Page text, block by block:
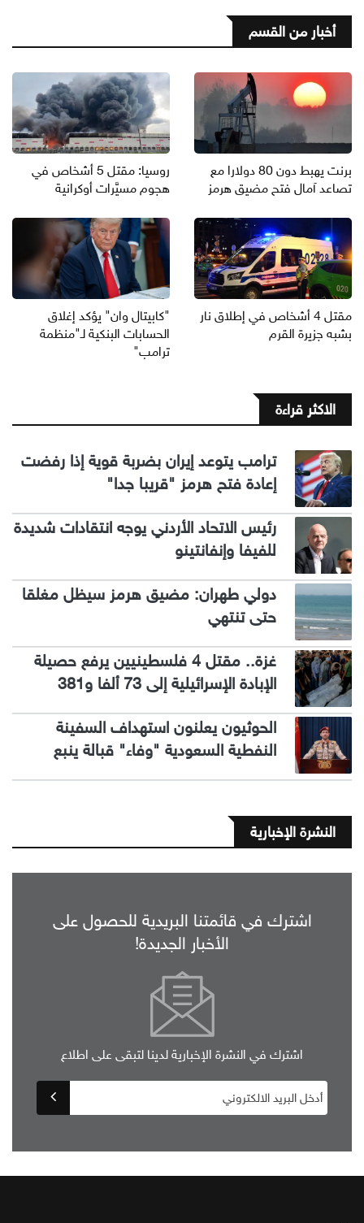
أخبار من القسم
برنت يهبط دون 80 دولارا مع
تصاعد آمال فتح مضيق هرمز
روسيا: مقتل 5 أشخاص في
هجوم مسيَّرات أوكرانية
مقتل 4 أشخاص في إطلاق نار
بشبه جزيرة القرم
"كابيتال وان" يؤكد إغلاق
الحسابات البنكية لـ"منظمة
ترامب"
الاكثر قراءة
ترامب يتوعد إيران بضربة قوية إذا رفضت
إعادة فتح هرمز "قريبا جدا"
رئيس الاتحاد الأردني يوجه انتقادات شديدة
للفيفا وإنفانتينو
دولي طهران: مضيق هرمز سيظل مغلقا
حتى تنتهي
غزة.. مقتل 4 فلسطينيين يرفع حصيلة
الإبادة الإسرائيلية إلى 73 ألفا و381
الحوثيون يعلنون استهداف السفينة
النفطية السعودية "وفاء" قبالة ينبع
النشرة الإخبارية
اشترك في قائمتنا البريدية للحصول على
الأخبار الجديدة!
اشترك في النشرة الإخبارية لدينا لتبقى على اطلاع